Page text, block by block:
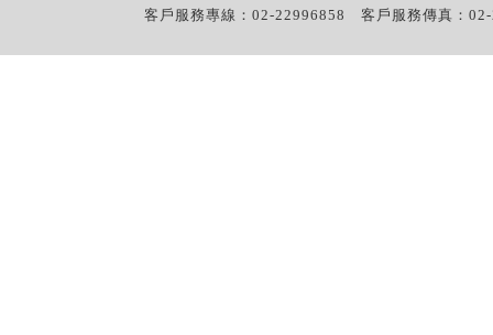
客戶服務專線：02-22996858 客戶服務傳真：